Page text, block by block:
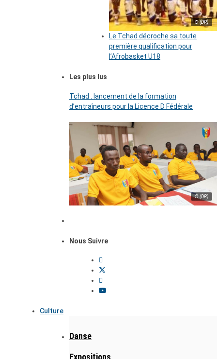
© (DR)
Le Tchad décroche sa toute
première qualification pour
l’Afrobasket U18
Les plus lus
Tchad : lancement de la formation
d’entraîneurs pour la Licence D Fédérale
© (DR)
Nous Suivre
Culture
Danse
Expositions